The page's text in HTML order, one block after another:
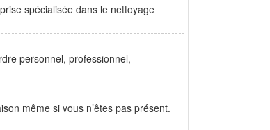
spécialisée dans le nettoyage
personnel, professionnel,
même si vous n’êtes pas présent.